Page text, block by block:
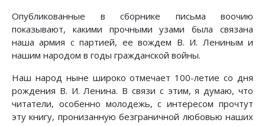
Опубликованные в сборнике письма воочию
показывают, какими прочными узами была связана
наша армия с партией, ее вождем В. И. Лениным и
нашим народом в годы гражданской войны.
Наш народ ныне широко отмечает 100-летие со дня
рождения В. И. Ленина. В связи с этим, я думаю, что
читатели, особенно молодежь, с интересом прочтут
эту книгу, пронизанную безграничной любовью наших